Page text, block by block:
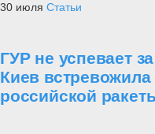
30 июля Статьи
ГУР не успевает
Киев
российской